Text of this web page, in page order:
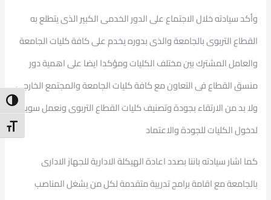
وأكد سيادته خلال الاجتماع على الدور الخدمى الكبير الذى يتطلع به
القطاع التربوى بالجامعة والذى بدوره يخدم على كافة كليات الجامعة
والعامل المشترك بين مختلف الكليات ومؤكدا ايضا على اهمية دور
منسق القطاع فى التعاون مع كافة كليات الجامعة والمجتمع الخارجى
ولا بد من الارتقاء بجودة وتصنيف كليات القطاع التربوى ونعمل سويا
لدخول الكليات للجودة والاعتماد
كما اشار سيادته باننا بصدد اعادة الهيكلة الادارية للجهاز الادارى
بالجامعة مع اقامة برامج تدريبة متقدمة لكل من يشغل المناصب